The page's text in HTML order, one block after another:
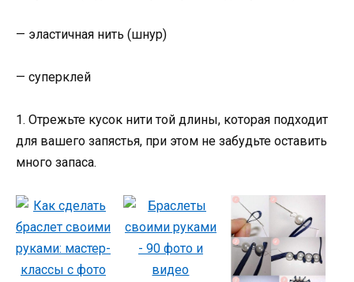
— эластичная нить (шнур)
— суперклей
1. Отрежьте кусок нити той длины, которая подходит
для вашего запястья, при этом не забудьте оставить
много запаса.